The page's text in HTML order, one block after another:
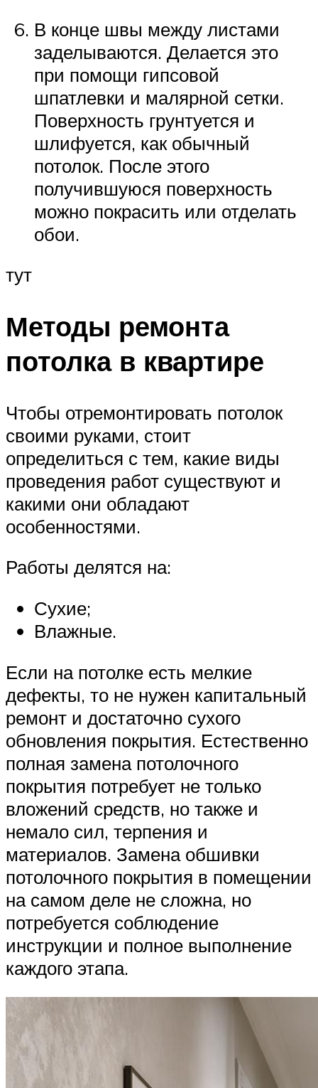
В конце швы между листами
заделываются. Делается это
при помощи гипсовой
шпатлевки и малярной сетки.
Поверхность грунтуется и
шлифуется, как обычный
потолок. После этого
получившуюся поверхность
можно покрасить или отделать
обои.
тут
Методы ремонта
потолка в квартире
Чтобы отремонтировать потолок
своими руками, стоит
определиться с тем, какие виды
проведения работ существуют и
какими они обладают
особенностями.
Работы делятся на:
Сухие;
Влажные.
Если на потолке есть мелкие
дефекты, то не нужен капитальный
ремонт и достаточно сухого
обновления покрытия. Естественно
полная замена потолочного
покрытия потребует не только
вложений средств, но также и
немало сил, терпения и
материалов. Замена обшивки
потолочного покрытия в помещении
на самом деле не сложна, но
потребуется соблюдение
инструкции и полное выполнение
каждого этапа.